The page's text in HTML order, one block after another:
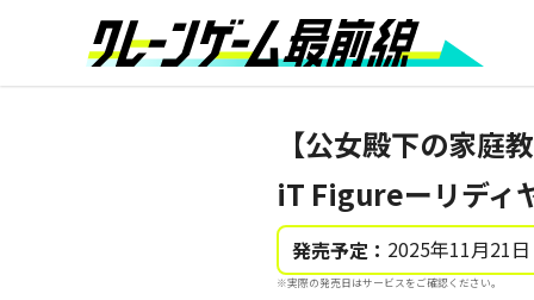
【公女殿下の家
iT Figureーリディ
発売予定： 2025年11月21
※実際の発売日はサービスをご確認ください。